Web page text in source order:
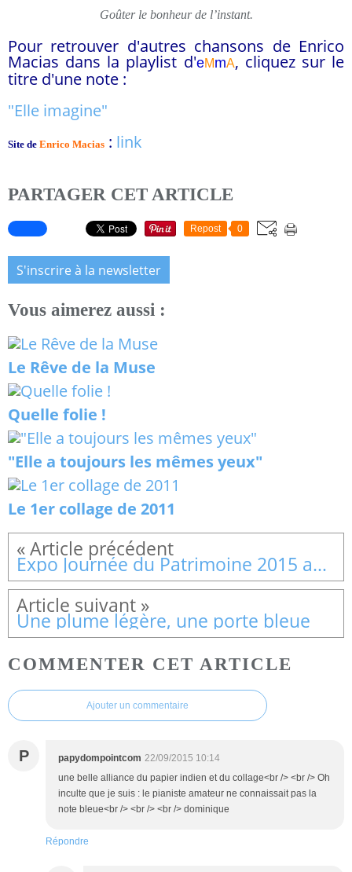
Goûter le bonheur de l’instant.
Pour retrouver d'autres chansons de Enrico
Macias dans la playlist d'eMmA, cliquez sur le
titre d'une note :
"Elle imagine"
Site de Enrico Macias : link
PARTAGER CET ARTICLE
Repost 0
S'inscrire à la newsletter
Vous aimerez aussi :
Le Rêve de la Muse
Quelle folie !
"Elle a toujours les mêmes yeux"
Le 1er collage de 2011
Expo Journée du Patrimoine 2015 au Bec-Thomas
Une plume légère, une porte bleue
COMMENTER CET ARTICLE
Ajouter un commentaire
P papydompointcom 22/09/2015 10:14
une belle alliance du papier indien et du collage<br /> <br /> Oh
inculte que je suis : le pianiste amateur ne connaissait pas la
note bleue<br /> <br /> <br /> dominique
Répondre